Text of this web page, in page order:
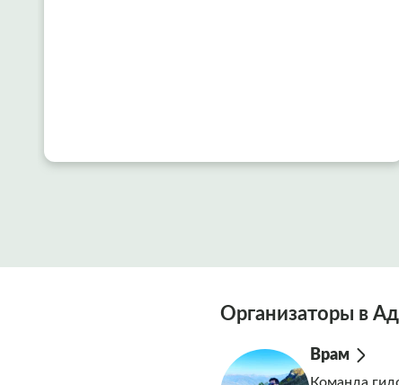
Организаторы в
Врам
Команда